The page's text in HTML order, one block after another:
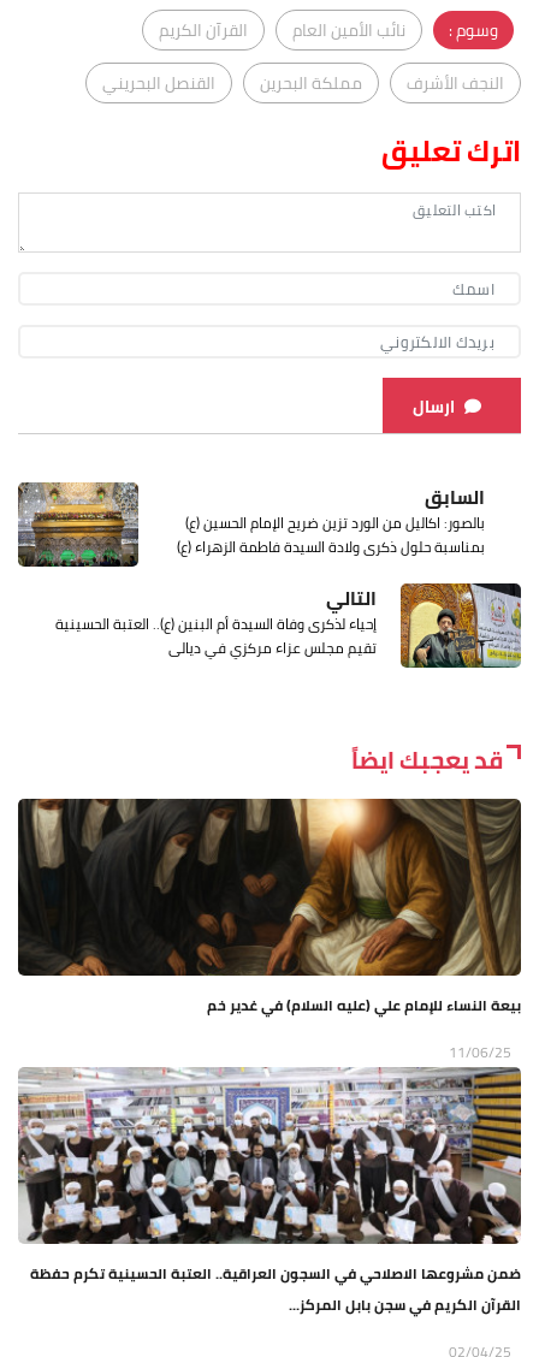
وسوم :
نائب الأمين العام
القرآن الكريم
النجف الأشرف
مملكة البحرين القنصل البحريني
اترك تعليق
ارسال
السابق
بالصور: اكاليل من الورد تزين ضريح الإمام الحسين (ع)
بمناسبة حلول ذكرى ولادة السيدة فاطمة الزهراء (ع)
التالي
إحياء لذكرى وفاة السيدة أم البنين (ع).. العتبة الحسينية
تقيم مجلس عزاء مركزي في ديالى
قد يعجبك ايضاً
بيعة النساء للإمام علي (عليه السلام) في غدير خم
11/06/25
ضمن مشروعها الاصلاحي في السجون العراقية.. العتبة الحسينية تكرم حفظة
القرآن الكريم في سجن بابل المركز...
02/04/25